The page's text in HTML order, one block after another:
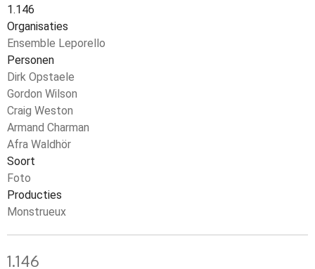
1.146
Organisaties
Ensemble Leporello
Personen
Dirk Opstaele
Gordon Wilson
Craig Weston
Armand Charman
Afra Waldhör
Soort
Foto
Producties
Monstrueux
1.146